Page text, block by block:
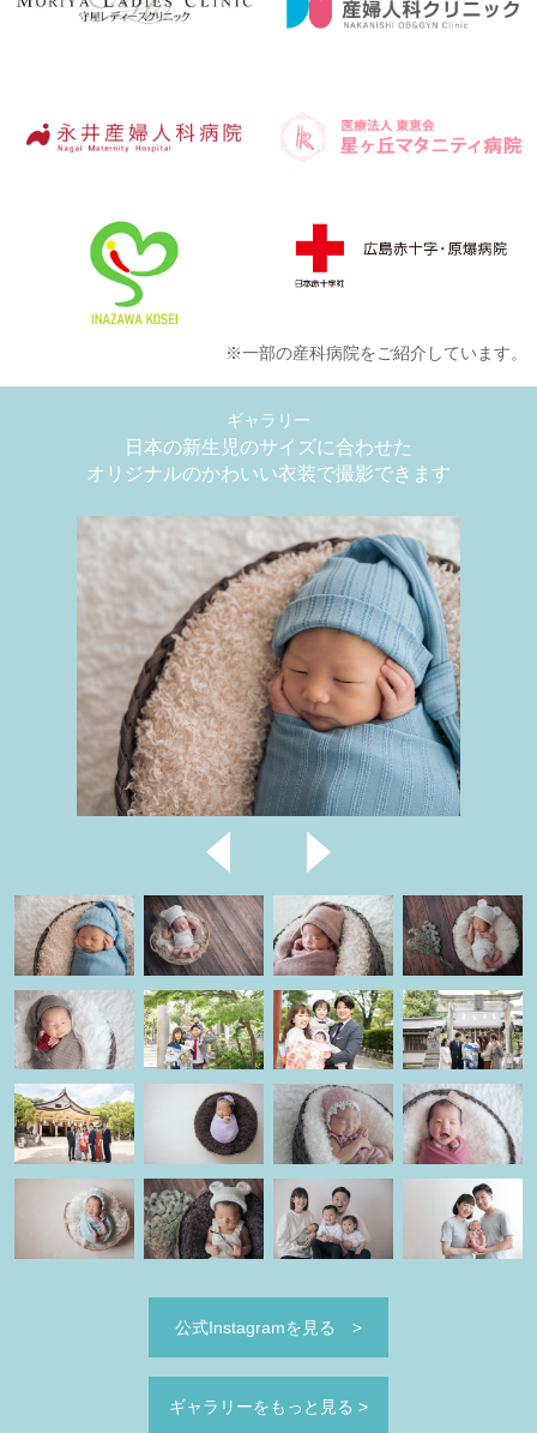
※一部の産科病院をご紹介しています。
ギャラリー
日本の新生児のサイズに合わせた
オリジナルのかわいい衣装で撮影できます
公式Instagramを見る >
ギャラリーをもっと見る >